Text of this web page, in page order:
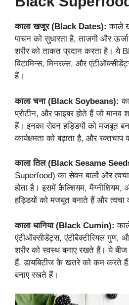
काला खजूर (Black Dates): काले
पाचन को सुधारता है, ताजगी और
शरीर को ताकत प्रदान करता है। ये
विटामिन्स, मिनरल्स, और
हैं।
काला चना (Black Soybeans):
प्रोटीन, और फाइबर होते हैं जो मानव
हैं। इनका सेवन हड्डियों को मजबूत
कार्यक्षमता को बढ़ाता है, और रक्तचाप
काला तिल (Black Sesame
Superfood) का सेवन बालों और
होता है। इसमें कैल्शियम, मैग्नीशियम,
हड्डियों को मजबूत बनाते हैं और त्वचा
काला धानिया (Black Cumin):
एंटीऑक्सीडेंट्स, एंटीबैक्टीरियल गुण,
शरीर को स्वस्थ बनाए रखते हैं। ये
हैं, डायबिटीज के खतरे को कम करते
बनाए रखते हैं।